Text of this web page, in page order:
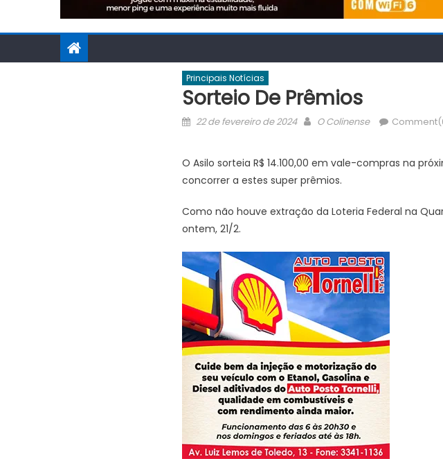
Principais Notícias
Sorteio De Prêmios
Posted
22 de fevereiro de 2024 Author
O Colinense
O Asilo sorteia R$ 14.100,00 em vale-compras na
concorrer a estes super prêmios.
Como não houve extração da Loteria Federal na
ontem, 21/2.